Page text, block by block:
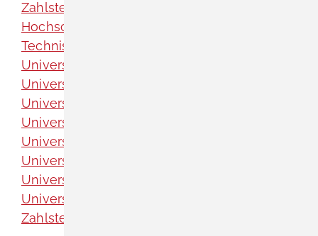
Zahlstelle - LOK Meldungen [Technische
Hochschule Mannheim]
Technische Hochschule Ulm
Universität Freiburg
Universität Heidelberg
Universität Hohenheim
Universität Konstanz
Universität Mannheim
Universität Stuttgart
Universität Tübingen
Universität Ulm
Zahlstelle [Hochschule Furtwangen]